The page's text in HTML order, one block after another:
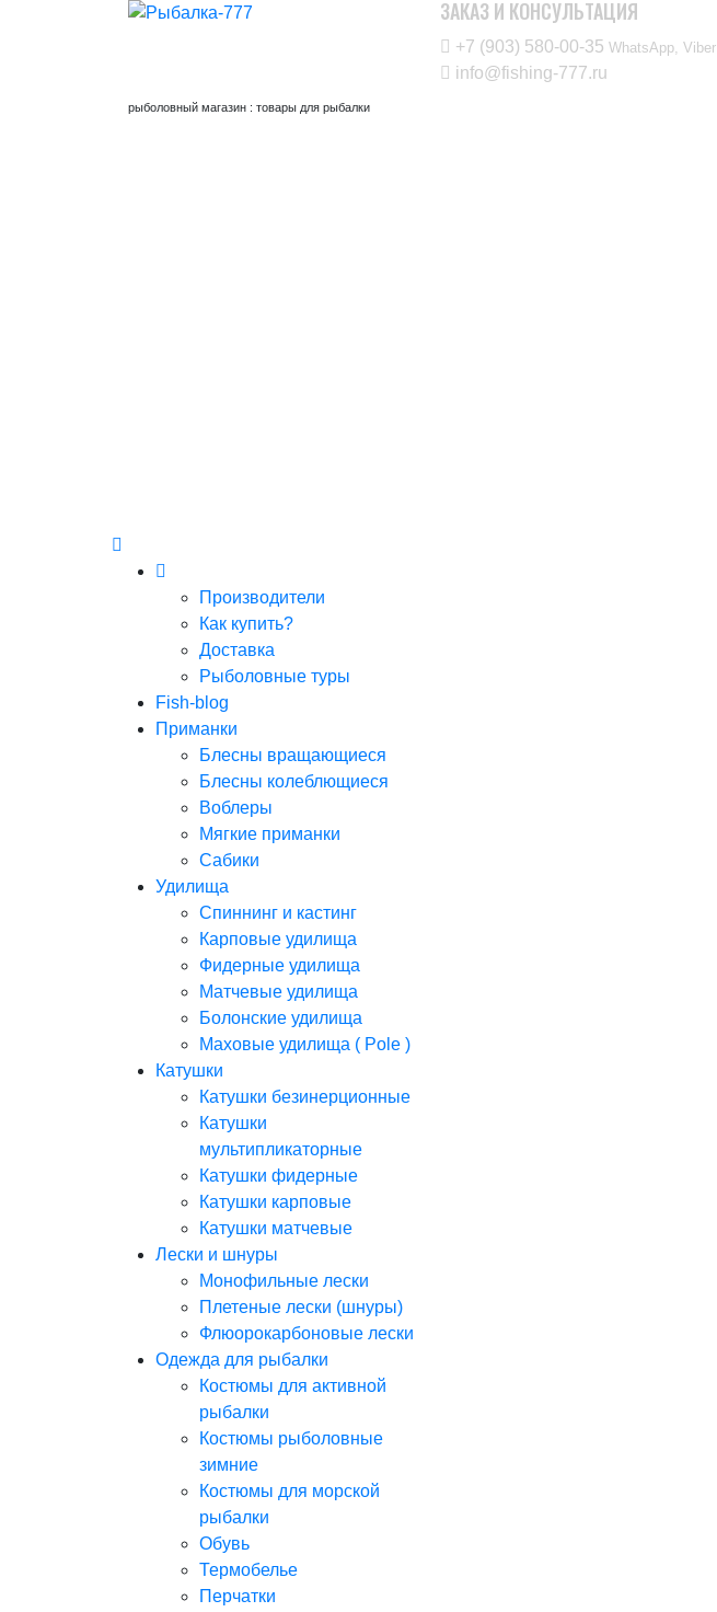
рыболовный магазин : товары для рыбалки
ЗАКАЗ И КОНСУЛЬТАЦИЯ
+7 (903) 580-00-35‬ WhatsApp, Viber
info@fishing-777.ru
Производители
Как купить?
Доставка
Рыболовные туры
Fish-blog
Приманки
Блесны вращающиеся
Блесны колеблющиеся
Воблеры
Мягкие приманки
Сабики
Удилища
Спиннинг и кастинг
Карповые удилища
Фидерные удилища
Матчевые удилища
Болонские удилища
Маховые удилища ( Pole )
Катушки
Катушки безинерционные
Катушки
мультипликаторные
Катушки фидерные
Катушки карповые
Катушки матчевые
Лески и шнуры
Монофильные лески
Плетеные лески (шнуры)
Флюорокарбоновые лески
Одежда для рыбалки
Костюмы для активной
рыбалки
Костюмы рыболовные
зимние
Костюмы для морской
рыбалки
Обувь
Термобелье
Перчатки